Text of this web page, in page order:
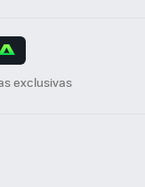
exclusivas